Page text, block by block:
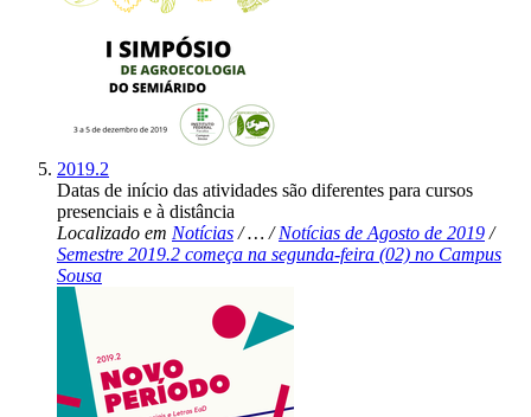
2019.2
Datas de início das atividades são diferentes para cursos
presenciais e à distância
Localizado em Notícias /…/Notícias de Agosto de 2019 /
Semestre 2019.2 começa na segunda-feira (02) no Campus
Sousa